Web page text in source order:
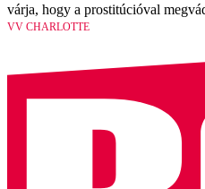
várja, hogy a prostitúcióval
VV CHARLOTTE